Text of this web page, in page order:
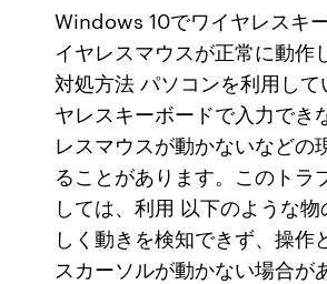
Windows 10でワイヤレスキ
イヤレスマウスが正常に動作
対処方法 パソコンを利用して
ヤレスキーボードで入力でき
レスマウスが動かないなどの
ることがあります。このトラ
しては、利用 以下のような
しく動きを検知できず、操作
スカーソルが動かない場合が